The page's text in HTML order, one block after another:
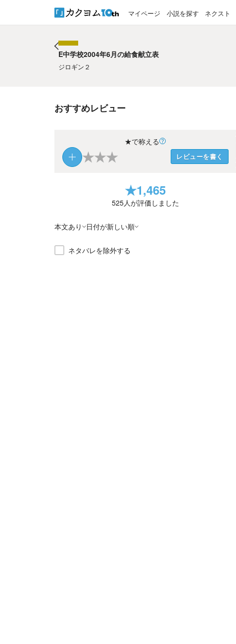
マイページ 小説を探す ネクスト
E中学校2004年6月の給食献立表
ジロギン２
おすすめレビュー
★で称える
★★★ レビューを書く
★1,465
525人が評価しました
本文あり 日付が新しい順
ネタバレを除外する